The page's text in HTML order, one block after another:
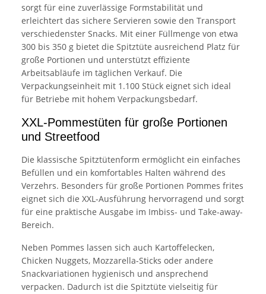
sorgt für eine zuverlässige Formstabilität und
erleichtert das sichere Servieren sowie den Transport
verschiedenster Snacks. Mit einer Füllmenge von etwa
300 bis 350 g bietet die Spitztüte ausreichend Platz für
große Portionen und unterstützt effiziente
Arbeitsabläufe im täglichen Verkauf. Die
Verpackungseinheit mit 1.100 Stück eignet sich ideal
für Betriebe mit hohem Verpackungsbedarf.
XXL-Pommestüten für große Portionen
und Streetfood
Die klassische Spitztütenform ermöglicht ein einfaches
Befüllen und ein komfortables Halten während des
Verzehrs. Besonders für große Portionen Pommes frites
eignet sich die XXL-Ausführung hervorragend und sorgt
für eine praktische Ausgabe im Imbiss- und Take-away-
Bereich.
Neben Pommes lassen sich auch Kartoffelecken,
Chicken Nuggets, Mozzarella-Sticks oder andere
Snackvariationen hygienisch und ansprechend
verpacken. Dadurch ist die Spitztüte vielseitig für